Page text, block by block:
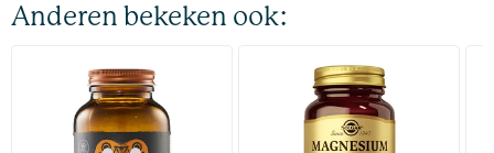
Anderen bekeken ook:
(510)
Super Magnesium
60/​120 tabletten
(287)
Magnesium Citrate
(Magnesium Citraat)
60/​120 tabletten